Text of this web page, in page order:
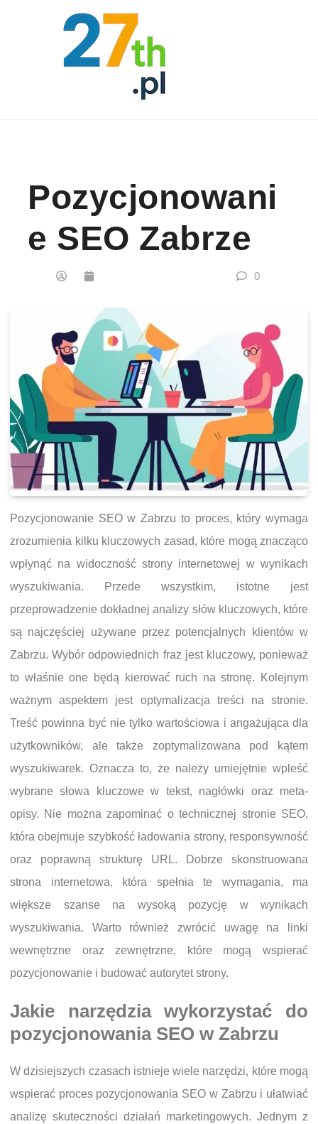
Pozycjonowani
E SEO Zabrze
0
Pozycjonowanie SEO w Zabrzu to proces, który wymaga
zrozumienia kilku kluczowych zasad, które mogą znacząco
wpłynąć na widoczność strony internetowej w wynikach
wyszukiwania. Przede wszystkim, istotne jest
przeprowadzenie dokładnej analizy słów kluczowych, które
są najczęściej używane przez potencjalnych klientów w
Zabrzu. Wybór odpowiednich fraz jest kluczowy, ponieważ
to właśnie one będą kierować ruch na stronę. Kolejnym
ważnym aspektem jest optymalizacja treści na stronie.
Treść powinna być nie tylko wartościowa i angażująca dla
użytkowników, ale także zoptymalizowana pod kątem
wyszukiwarek. Oznacza to, że należy umiejętnie wpleść
wybrane słowa kluczowe w tekst, nagłówki oraz meta-
opisy. Nie można zapominać o technicznej stronie SEO,
która obejmuje szybkość ładowania strony, responsywność
oraz poprawną strukturę URL. Dobrze skonstruowana
strona internetowa, która spełnia te wymagania, ma
większe szanse na wysoką pozycję w wynikach
wyszukiwania. Warto również zwrócić uwagę na linki
wewnętrzne oraz zewnętrzne, które mogą wspierać
pozycjonowanie i budować autorytet strony.
Jakie narzędzia wykorzystać do
pozycjonowania SEO w Zabrzu
W dzisiejszych czasach istnieje wiele narzędzi, które mogą
wspierać proces pozycjonowania SEO w Zabrzu i ułatwiać
analizę skuteczności działań marketingowych. Jednym z